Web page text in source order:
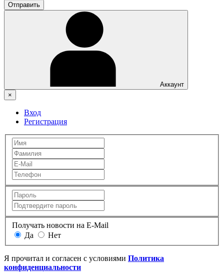
Отправить
Аккаунт
×
Вход
Регистрация
Получать новости на E-Mail
Да
Нет
Я прочитал и согласен с условиями Политика
конфиденциальности